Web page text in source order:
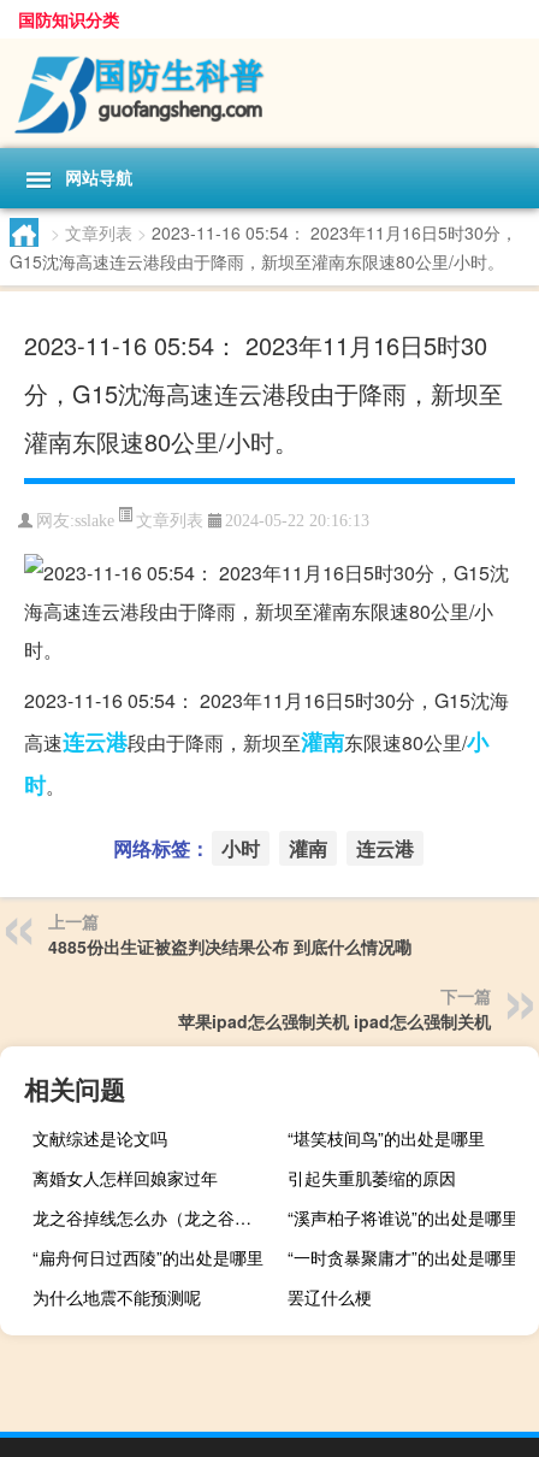
国防知识分类
网站导航
> 文章列表 > 2023-11-16 05:54： 2023年11月16日5时30分，
G15沈海高速连云港段由于降雨，新坝至灌南东限速80公里/小时。 ​​​
2023-11-16 05:54： 2023年11月16日5时30
分，G15沈海高速连云港段由于降雨，新坝至
灌南东限速80公里/小时。 ​​​
网友:sslake 文章列表 2024-05-22 20:16:13
2023-11-16 05:54： 2023年11月16日5时30分，G15沈海
高速连云港段由于降雨，新坝至灌南东限速80公里/小
时。 ​​​
网络标签： 小时 灌南 连云港
上一篇
4885份出生证被盗判决结果公布 到底什么情况嘞
下一篇
苹果ipad怎么强制关机 ipad怎么强制关机
相关问题
文献综述是论文吗
“堪笑枝间鸟”的出处是哪里
离婚女人怎样回娘家过年
引起失重肌萎缩的原因
龙之谷掉线怎么办（龙之谷掉线）
“溪声柏子将谁说”的出处是哪里
“扁舟何日过西陵”的出处是哪里
“一时贪暴聚庸才”的出处是哪里
为什么地震不能预测呢
罢辽什么梗